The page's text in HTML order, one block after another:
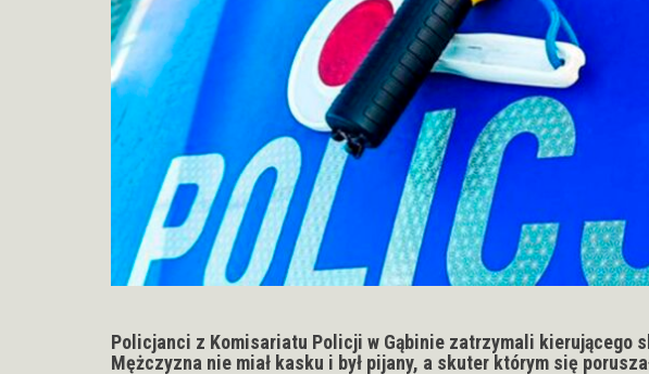
Policjanci z Komisariatu Policji w Gąbinie zatrzymali kierującego
Mężczyzna nie miał kasku i był pijany, a skuter którym się